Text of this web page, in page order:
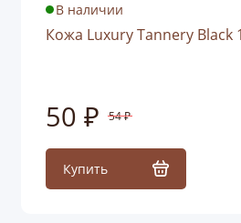
В наличии
Кожа Luxury Tannery Black
50 ₽ 54 ₽
Купить